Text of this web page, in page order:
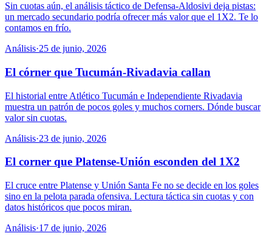
Sin cuotas aún, el análisis táctico de Defensa-Aldosivi deja pistas:
un mercado secundario podría ofrecer más valor que el 1X2. Te lo
contamos en frío.
Análisis·25 de junio, 2026
El córner que Tucumán-Rivadavia callan
El historial entre Atlético Tucumán e Independiente Rivadavia
muestra un patrón de pocos goles y muchos corners. Dónde buscar
valor sin cuotas.
Análisis·23 de junio, 2026
El corner que Platense-Unión esconden del 1X2
El cruce entre Platense y Unión Santa Fe no se decide en los goles
sino en la pelota parada ofensiva. Lectura táctica sin cuotas y con
datos históricos que pocos miran.
Análisis·17 de junio, 2026